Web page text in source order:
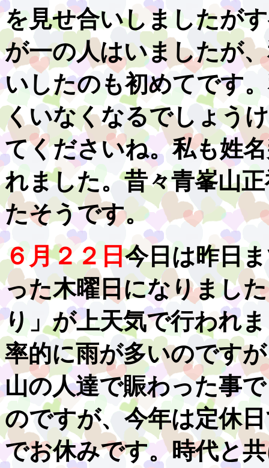
を見せ合いしましたが
が一の人はいましたが
いしたのも初めてです
くいなくなるでしょう
てくださいね。私も姓
れました。昔々青峯山
たそうです。
６月２２日今日は昨日
った木曜日になりまし
り」が上天気で行われ
率的に雨が多いのです
山の人達で賑わった事
のですが、今年は定休
でお休みです。時代と